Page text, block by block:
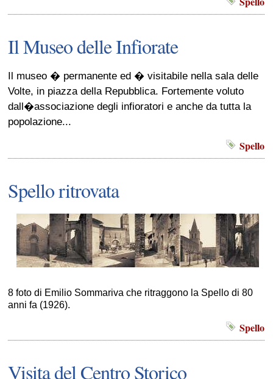
Il Museo delle Infiorate
Il museo � permanente ed � visitabile nella sala delle
Volte, in piazza della Repubblica. Fortemente voluto
dall�associazione degli infioratori e anche da tutta la
popolazione...
Spello
Spello ritrovata
8 foto di Emilio Sommariva che ritraggono la Spello di 80
anni fa (1926).
Spello
Visita del Centro Storico